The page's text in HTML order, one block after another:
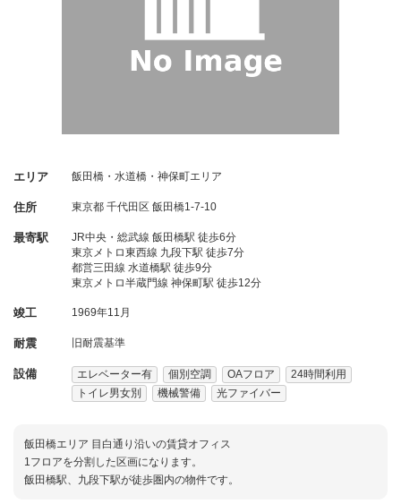
エリア 飯田橋・水道橋・神保町エリア
住所 東京都 千代田区 飯田橋1-7-10
最寄駅
JR中央・総武線 飯田橋駅 徒歩6分
東京メトロ東西線 九段下駅 徒歩7分
都営三田線 水道橋駅 徒歩9分
東京メトロ半蔵門線 神保町駅 徒歩12分
竣工 1969年11月
耐震 旧耐震基準
設備 エレベーター有 個別空調 OAフロア
24時間利用
トイレ男女別
機械警備 光ファイバー
飯田橋エリア 目白通り沿いの賃貸オフィス
1フロアを分割した区画になります。
飯田橋駅、九段下駅が徒歩圏内の物件です。